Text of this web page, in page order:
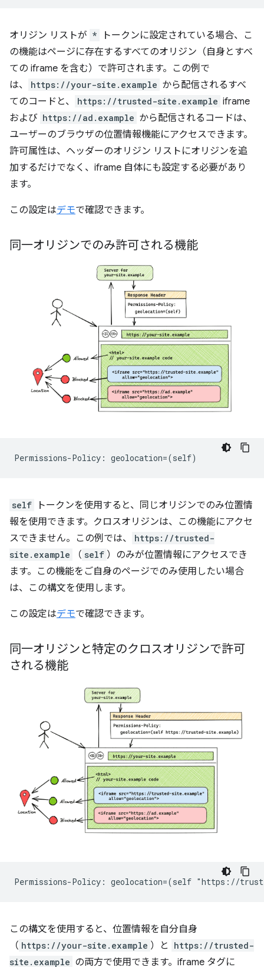
オリジン リストが *
トークンに設定されている場合、こ
の機能はページに存在するすべてのオリジン（自身とすべ
ての iframe を含む）で許可されます。この例で
は、
https://your-site.example から配信されるすべ
てのコードと、
https://trusted-site.example iframe
および https://ad.example から配信されるコードは、
ユーザーのブラウザの位置情報機能にアクセスできます。
許可属性は、ヘッダーのオリジン リストにオリジンを追
加するだけでなく、iframe 自体にも設定する必要があり
ます。
この設定はデモで確認できます。
同一オリジンでのみ許可される機能
self
トークンを使用すると、同じオリジンでのみ位置情
報を使用できます。クロスオリジンは、この機能にアクセ
スできません。この例では、
https://trusted-
site.example
（ self ）のみが位置情報にアクセスでき
ます。この機能をご自身のページでのみ使用したい場合
は、この構文を使用します。
この設定はデモで確認できます。
同一オリジンと特定のクロスオリジンで許可
される機能
この構文を使用すると、位置情報を自分自身
（ https://your-site.example ）と
https://trusted-
site.example の両方で使用できます。iframe タグに